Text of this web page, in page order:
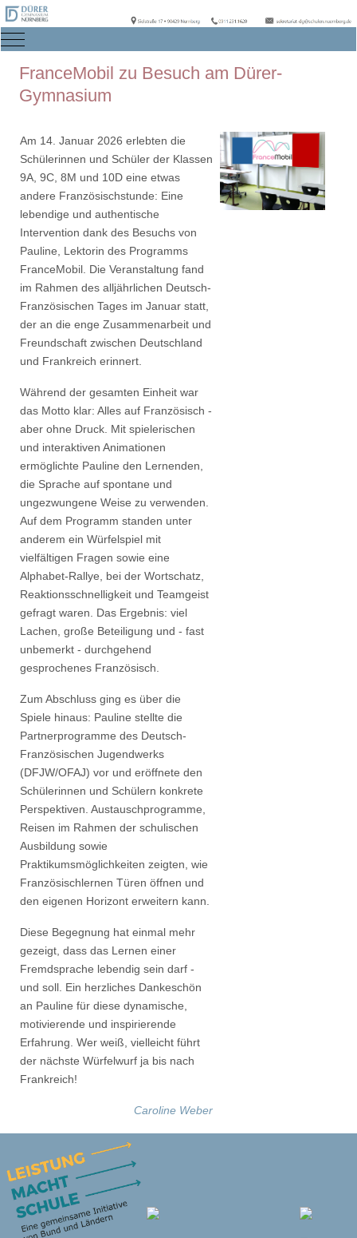
Mobile Menu Toggle
FranceMobil zu Besuch am Dürer-
Gymnasium
Am 14. Januar 2026 erlebten die
Schülerinnen und Schüler der Klassen
9A, 9C, 8M und 10D eine etwas
andere Französischstunde: Eine
lebendige und authentische
Intervention dank des Besuchs von
Pauline, Lektorin des Programms
FranceMobil. Die Veranstaltung fand
im Rahmen des alljährlichen Deutsch-
Französischen Tages im Januar statt,
der an die enge Zusammenarbeit und
Freundschaft zwischen Deutschland
und Frankreich erinnert.
Während der gesamten Einheit war
das Motto klar: Alles auf Französisch -
aber ohne Druck. Mit spielerischen
und interaktiven Animationen
ermöglichte Pauline den Lernenden,
die Sprache auf spontane und
ungezwungene Weise zu verwenden.
Auf dem Programm standen unter
anderem ein Würfelspiel mit
vielfältigen Fragen sowie eine
Alphabet-Rallye, bei der Wortschatz,
Reaktionsschnelligkeit und Teamgeist
gefragt waren. Das Ergebnis: viel
Lachen, große Beteiligung und - fast
unbemerkt - durchgehend
gesprochenes Französisch.
Zum Abschluss ging es über die
Spiele hinaus: Pauline stellte die
Partnerprogramme des Deutsch-
Französischen Jugendwerks
(DFJW/OFAJ) vor und eröffnete den
Schülerinnen und Schülern konkrete
Perspektiven. Austauschprogramme,
Reisen im Rahmen der schulischen
Ausbildung sowie
Praktikumsmöglichkeiten zeigten, wie
Französischlernen Türen öffnen und
den eigenen Horizont erweitern kann.
Diese Begegnung hat einmal mehr
gezeigt, dass das Lernen einer
Fremdsprache lebendig sein darf -
und soll. Ein herzliches Dankeschön
an Pauline für diese dynamische,
motivierende und inspirierende
Erfahrung. Wer weiß, vielleicht führt
der nächste Würfelwurf ja bis nach
Frankreich!
Caroline Weber